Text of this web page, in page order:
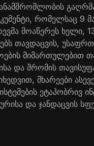
რომელსაც 9
მოაწერეს ხელი,
თავდაცვის,
მიმართულებით
და შრომის
მხარეები
ეტაპობრივ
და ჯანდაცვის